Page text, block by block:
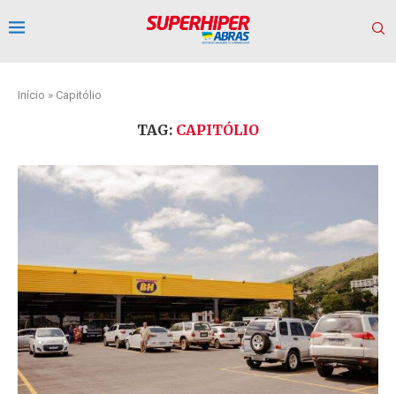
Início » Capitólio
TAG: CAPITÓLIO